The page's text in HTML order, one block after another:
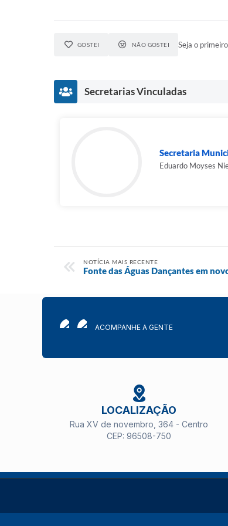
GOSTEI NÃO GOSTEI Seja o
Secretarias Vinculadas
Secretaria
Eduardo Moyses
NOTÍCIA MAIS RECENTE
Fonte das Águas Dançantes em
ACOMPANHE A GENTE
LOCALIZAÇÃO
Rua XV de novembro, 364 - Centro
CEP: 96508-750